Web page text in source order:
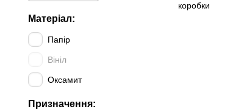
Матеріал:
Папір
Вініл
Оксамит
Призначення: